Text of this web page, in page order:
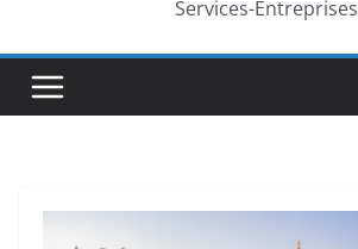
Services-Entreprises